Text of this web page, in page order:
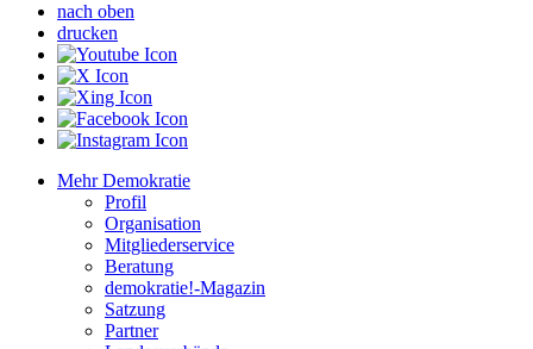
nach oben
drucken
Mehr Demokratie
Profil
Organisation
Mitgliederservice
Beratung
demokratie!-Magazin
Satzung
Partner